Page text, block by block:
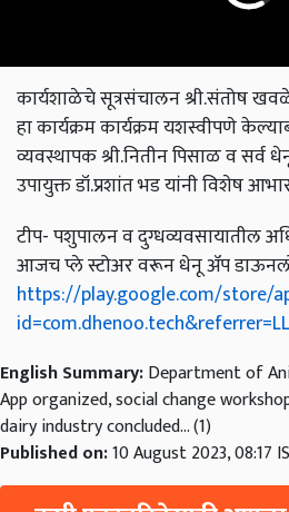
कार्यशाळेचे सूत्रसंचालन श्री.संतोष
हा कार्यक्रम कार्यक्रम यशस्वीपणे
व्यवस्थापक श्री.नितीन पिसाळ व सर्व
उपायुक्त डॉ.प्रशांत भड यांनी विशेष
आजच प्ले स्टोअर वरून धेनू ॲप
https://play.google.com/store/
App organized, social change
dairy industry concluded... (1)
Published on:10 August 2023, 08:17 IST
कृषी पत्रकारितेसाठी आपला